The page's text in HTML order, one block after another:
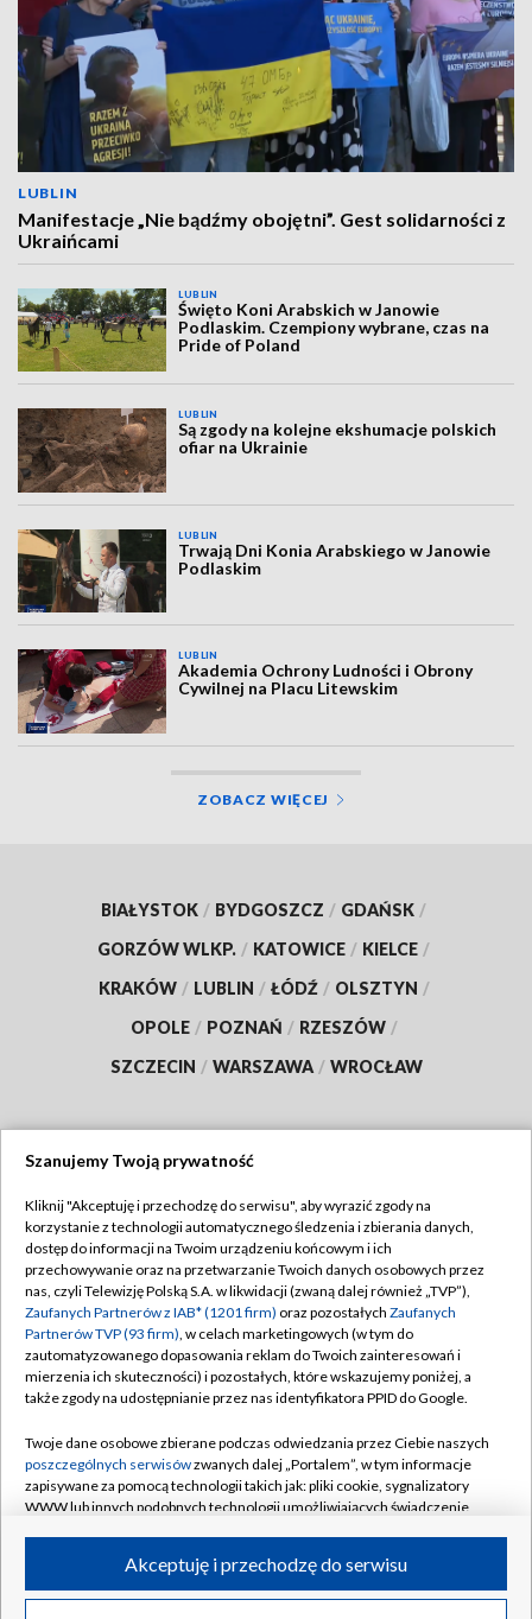
LUBLIN
Manifestacje „Nie bądźmy obojętni”. Gest solidarności z
Ukraińcami
LUBLIN
Święto Koni Arabskich w Janowie
Podlaskim. Czempiony wybrane, czas na
Pride of Poland
LUBLIN
Są zgody na kolejne ekshumacje polskich
ofiar na Ukrainie
LUBLIN
Trwają Dni Konia Arabskiego w Janowie
Podlaskim
LUBLIN
Akademia Ochrony Ludności i Obrony
Cywilnej na Placu Litewskim
ZOBACZ WIĘCEJ
BIAŁYSTOK / BYDGOSZCZ / GDAŃSK /
GORZÓW WLKP. / KATOWICE / KIELCE /
KRAKÓW / LUBLIN / ŁÓDŹ / OLSZTYN /
OPOLE / POZNAŃ / RZESZÓW /
SZCZECIN / WARSZAWA / WROCŁAW
TVP
Abonament TVP
Emisja w TVP
Centrum informacji TVP
Naziemna Telewizja Cyfrowa
Rada Programowa
System NOS
Informacje o nadawcy
Program dla prasy
Regulamin TVP
Polityka prywatności
Moje zgody
Pomoc
Kontakt
Kanały
©2026 Telewizja Polska S.A. w likwidacji
Szanujemy Twoją prywatność
Kliknij "Akceptuję i przechodzę do serwisu", aby wyrazić zgody na
korzystanie z technologii automatycznego śledzenia i zbierania danych,
dostęp do informacji na Twoim urządzeniu końcowym i ich
przechowywanie oraz na przetwarzanie Twoich danych osobowych przez
nas, czyli Telewizję Polską S.A. w likwidacji (zwaną dalej również „TVP”),
Zaufanych Partnerów z IAB* (1201 firm) oraz pozostałych Zaufanych
Partnerów TVP (93 firm), w celach marketingowych (w tym do
zautomatyzowanego dopasowania reklam do Twoich zainteresowań i
mierzenia ich skuteczności) i pozostałych, które wskazujemy poniżej, a
także zgody na udostępnianie przez nas identyfikatora PPID do Google.
Twoje dane osobowe zbierane podczas odwiedzania przez Ciebie naszych
poszczególnych serwisówzwanych dalej „Portalem”, w tym informacje
zapisywane za pomocą technologii takich jak: pliki cookie, sygnalizatory
WWW lub innych podobnych technologii umożliwiających świadczenie
ruchu w Internecie.Akceptuję i przechodzę do serwisu